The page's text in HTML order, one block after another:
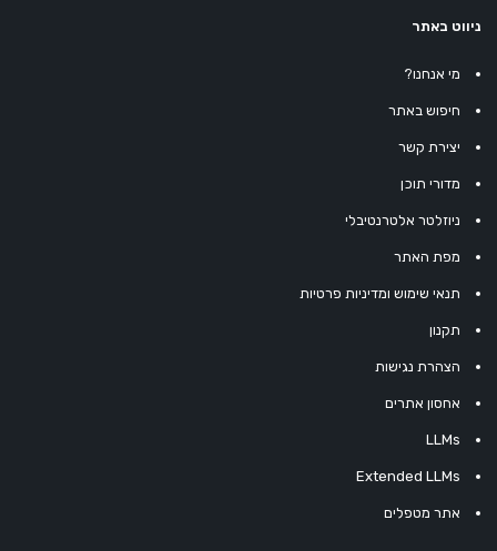
ניווט באתר
מי אנחנו?
חיפוש באתר
יצירת קשר
מדורי תוכן
ניוזלטר אלטרנטיבלי
מפת האתר
תנאי שימוש ומדיניות פרטיות
תקנון
הצהרת נגישות
אחסון אתרים
LLMs
Extended LLMs
אתר מטפלים